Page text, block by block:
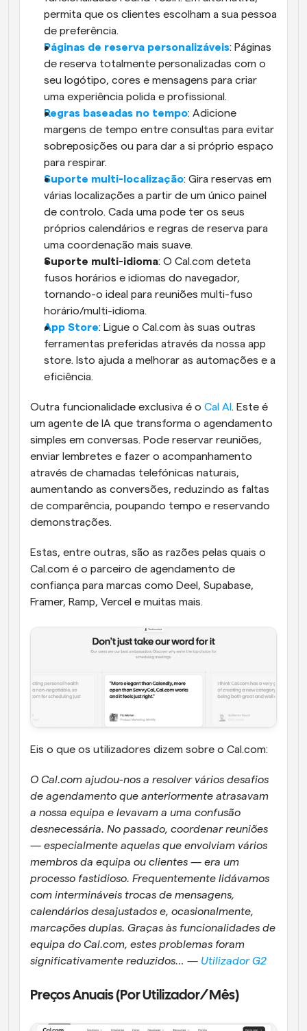
permita que os clientes escolham a sua pessoa
de preferência.
Páginas de reserva personalizáveis: Páginas
de reserva totalmente personalizadas com o
seu logótipo, cores e mensagens para criar
uma experiência polida e profissional.
Regras baseadas no tempo: Adicione
margens de tempo entre consultas para evitar
sobreposições ou para dar a si próprio espaço
para respirar.
Suporte multi-localização: Gira reservas em
várias localizações a partir de um único painel
de controlo. Cada uma pode ter os seus
próprios calendários e regras de reserva para
uma coordenação mais suave.
Suporte multi-idioma: O Cal.com deteta
fusos horários e idiomas do navegador,
tornando-o ideal para reuniões multi-fuso
horário/multi-idioma.
App Store: Ligue o Cal.com às suas outras
ferramentas preferidas através da nossa app
store. Isto ajuda a melhorar as automações e a
eficiência.
Outra funcionalidade exclusiva é o Cal AI. Este é
um agente de IA que transforma o agendamento
simples em conversas. Pode reservar reuniões,
enviar lembretes e fazer o acompanhamento
através de chamadas telefónicas naturais,
aumentando as conversões, reduzindo as faltas
de comparência, poupando tempo e reservando
demonstrações.
Estas, entre outras, são as razões pelas quais o
Cal.com é o parceiro de agendamento de
confiança para marcas como Deel, Supabase,
Framer, Ramp, Vercel e muitas mais.
Eis o que os utilizadores dizem sobre o Cal.com:
O Cal.com ajudou-nos a resolver vários desafios
de agendamento que anteriormente atrasavam
a nossa equipa e levavam a uma confusão
desnecessária. No passado, coordenar reuniões
— especialmente aquelas que envolviam vários
membros da equipa ou clientes — era um
processo fastidioso. Frequentemente lidávamos
com intermináveis trocas de mensagens,
calendários desajustados e, ocasionalmente,
marcações duplas. Graças às funcionalidades de
equipa do Cal.com, estes problemas foram
significativamente reduzidos… — Utilizador G2
Preços Anuais (Por Utilizador/Mês)